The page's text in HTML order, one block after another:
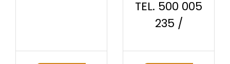
TEL. 500 005
235 /